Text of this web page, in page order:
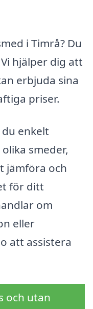
i Timrå? Du
hjälper dig att
erbjuda sina
priser.
enkelt
smeder,
jämföra och
för ditt
om
eller
att assistera
och utan